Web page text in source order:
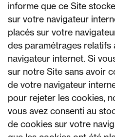
informe que ce Site
sur votre navigateur
placés sur votre
des paramétrages
navigateur internet. Si
sur notre Site sans avoir
de votre navigateur
pour rejeter les cookies,
vous avez consenti au
de cookies sur votre